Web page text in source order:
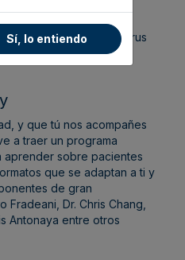
descubrir la esencia Corus
y que tú nos acompañes
a traer un programa
aprender sobre pacientes
que se adaptan a ti y
de gran
Fradeani, Dr. Chris Chang,
Antonaya entre otros
Sí, lo entiendo